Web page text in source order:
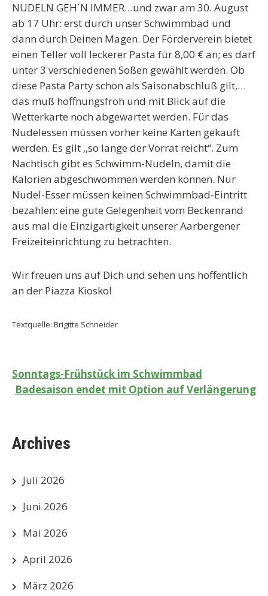
NUDELN GEH´N IMMER…und zwar am 30. August
ab 17 Uhr: erst durch unser Schwimmbad und
dann durch Deinen Magen. Der Förderverein bietet
einen Teller voll leckerer Pasta für 8,00 € an; es darf
unter 3 verschiedenen Soßen gewählt werden. Ob
diese Pasta Party schon als Saisonabschluß gilt,…
das muß hoffnungsfroh und mit Blick auf die
Wetterkarte noch abgewartet werden. Für das
Nudelessen müssen vorher keine Karten gekauft
werden. Es gilt ‚‚so lange der Vorrat reicht“. Zum
Nachtisch gibt es Schwimm-Nudeln, damit die
Kalorien abgeschwommen werden können. Nur
Nudel-Esser müssen keinen Schwimmbad-Eintritt
bezahlen: eine gute Gelegenheit vom Beckenrand
aus mal die Einzigartigkeit unserer Aarbergener
Freizeiteinrichtung zu betrachten.
Wir freuen uns auf Dich und sehen uns hoffentlich
an der Piazza Kiosko!
Textquelle: Brigitte Schneider
Beitragsnavigation
Sonntags-Frühstück im Schwimmbad
Badesaison endet mit Option auf Verlängerung
Archives
Juli 2026
Juni 2026
Mai 2026
April 2026
März 2026